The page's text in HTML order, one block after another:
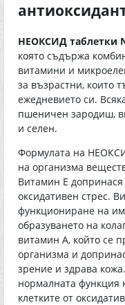
НЕОКСИД таблетки
която съдържа
витамини и
за възрастни, които
ежедневието си.
пшеничен зародиш,
и селен.
Формулата на
на организма
Витамин Е допринася
оксидативен стрес.
функциониране на
образуването на
витамин А, който се
организма и
зрение и здрава
нормалната функция
клетките от